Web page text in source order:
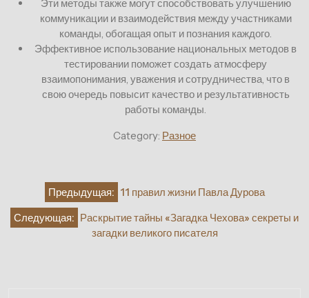
Эти методы также могут способствовать улучшению
коммуникации и взаимодействия между участниками
команды, обогащая опыт и познания каждого.
Эффективное использование национальных методов в
тестировании поможет создать атмосферу
взаимопонимания, уважения и сотрудничества, что в
свою очередь повысит качество и результативность
работы команды.
Category: Разное
Навигация
по
записям
Предыдущая: 11 правил жизни Павла Дурова
Следующая: Раскрытие тайны «Загадка Чехова» секреты и
загадки великого писателя